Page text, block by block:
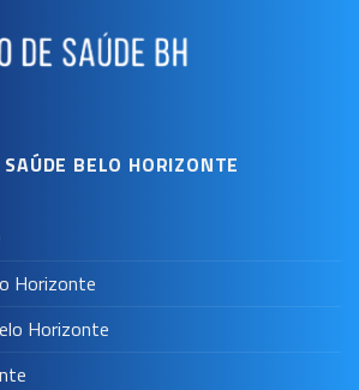
BELO HORIZONTE
Horizonte
Horizonte